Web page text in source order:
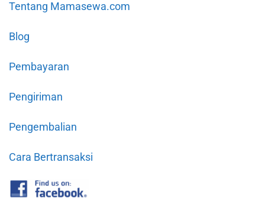
Tentang Mamasewa.com
Blog
Pembayaran
Pengiriman
Pengembalian
Cara Bertransaksi